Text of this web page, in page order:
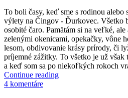
To boli časy, keď sme s rodinou alebo
výlety na Čingov - Ďurkovec. Všetko
osobité čaro. Pamätám si na veľké,
zelenými okenicami, opekačky, vône
lesom, obdivovanie krásy prírody, či
príjemné zážitky. To všetko je už
a keď som sa po niekoľkých rokoch
Continue reading
4 komentáre